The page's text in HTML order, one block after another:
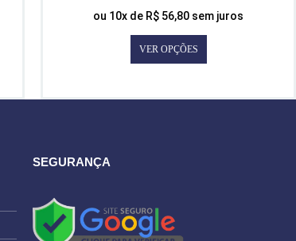
ou 10x de R$ 56,80 sem juros
VER OPÇÕES
SEGURANÇA